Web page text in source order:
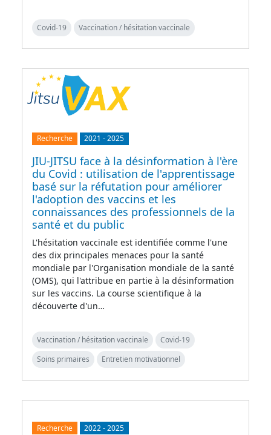
Covid-19 Vaccination / hésitation vaccinale
Recherche 2021 -2025
JIU-JITSU face à la désinformation à l'ère
du Covid : utilisation de l'apprentissage
basé sur la réfutation pour améliorer
l'adoption des vaccins et les
connaissances des professionnels de la
santé et du public
L'hésitation vaccinale est identifiée comme l'une
des dix principales menaces pour la santé
mondiale par l'Organisation mondiale de la santé
(OMS), qui l'attribue en partie à la désinformation
sur les vaccins. La course scientifique à la
découverte d'un…
Vaccination / hésitation vaccinale
Covid-19
Soins primaires
Entretien motivationnel
Recherche 2022-2025